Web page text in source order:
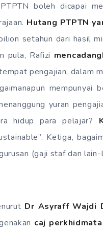
boleh dicapai
Hutang PTPTN
setahun dari hasil
pula, Rafizi
pengajian, dalam
mempunyai
yuran
hidup para pelajar?
Ketiga,
(gaji staf dan lain-
Dr Asyraff Wajdi
caj